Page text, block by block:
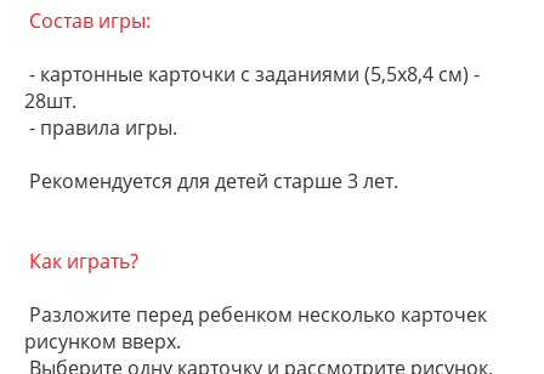
Состав игры:
- картонные карточки с заданиями (5,5х8,4 см) -
28шт.
- правила игры.
Рекомендуется для детей старше 3 лет.
Как играть?
Разложите перед ребенком несколько карточек
рисунком вверх.
Выберите одну карточку и рассмотрите рисунок.